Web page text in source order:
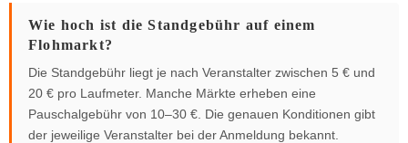
Wie hoch ist die Standgebühr auf einem
Flohmarkt?
Die Standgebühr liegt je nach Veranstalter zwischen 5 € und
20 € pro Laufmeter. Manche Märkte erheben eine
Pauschalgebühr von 10–30 €. Die genauen Konditionen gibt
der jeweilige Veranstalter bei der Anmeldung bekannt.